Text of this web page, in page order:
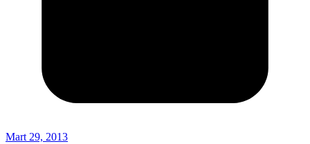
Mart 29, 2013